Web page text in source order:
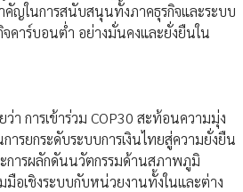
คัญในการสนับสนุนทั้งภาคธุรกิจและระบบ
จคาร์บอนต่ำ อย่างมั่นคงและยั่งยืนใน
า การเข้าร่วม COP30 สะท้อนความมุ่ง
ารยกระดับระบบการเงินไทยสู่ความยั่งยืน
การผลักดันนวัตกรรมด้านสภาพภูมิ
มือเชิงระบบกับหน่วยงานทั้งในและต่าง